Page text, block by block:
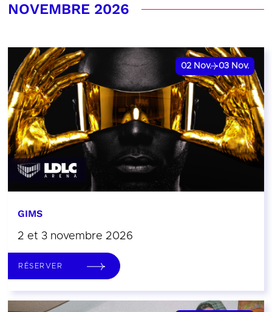
NOVEMBRE 2026
02 Nov. 03 Nov.
GIMS
2 et 3 novembre 2026
RÉSERVER